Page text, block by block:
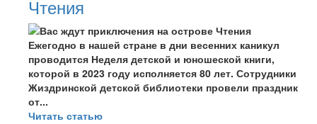
Чтения
Ежегодно в нашей стране в дни весенних каникул
проводится Неделя детской и юношеской книги,
которой в 2023 году исполняется 80 лет. Сотрудники
Жиздринской детской библиотеки провели праздник
от...
Читать статью